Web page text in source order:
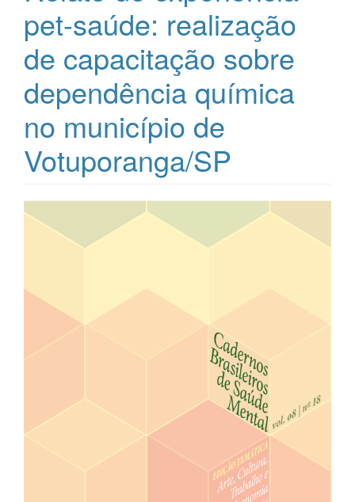
pet-saúde: realização
de capacitação sobre
dependência química
no município de
Votuporanga/SP
Barra
lateral
artigos